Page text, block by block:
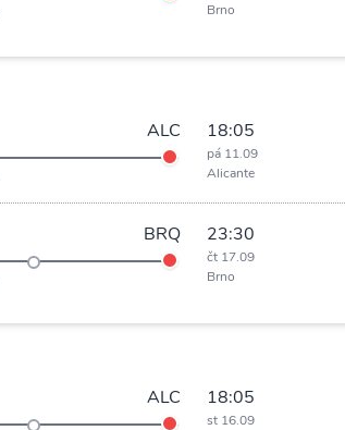
Brno
ALC 18:05
pá 11.09
Alicante
BRQ 23:30
čt 17.09
Brno
ALC 18:05
st 16.09